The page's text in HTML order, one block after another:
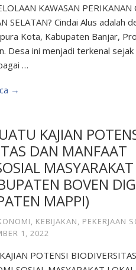
KAWASAN PERIKANAN
SELATAN? Cindai Alus adalah
Kota, Kabupaten Banjar,
Desa ini menjadi terkenal sejak
…
→
KAJIAN
DAN MANFAAT
BOVEN
MAPPI)
, KEBIJAKAN, PEKERJAAN
1, 2022
POTENSI